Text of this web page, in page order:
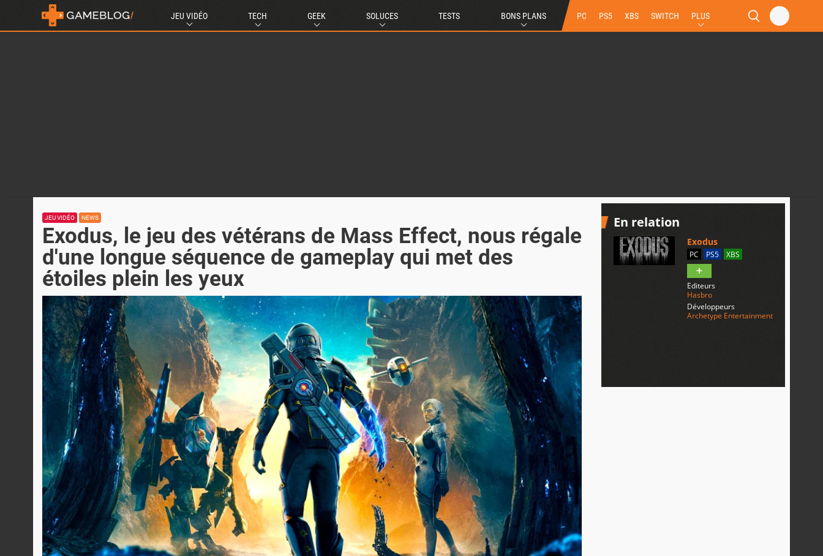
JEU VIDÉO TECH GEEK SOLUCES TESTS BONS PLANS PC PS5 XBS SWITCH PLUS
JEU VIDÉO NEWS
Exodus, le jeu des vétérans de Mass Effect, nous régale
d'une longue séquence de gameplay qui met des
étoiles plein les yeux
En relation
Exodus
PC PS5 XBS
Editeurs
Hasbro
Développeurs
Archetype Entertainment